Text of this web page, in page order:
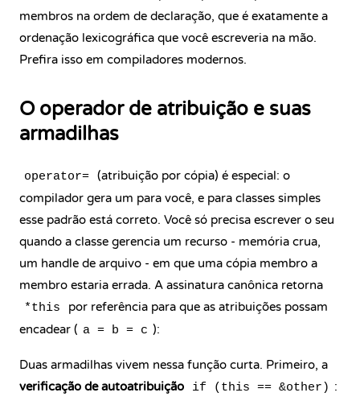
membros na ordem de declaração, que é exatamente a
ordenação lexicográfica que você escreveria na mão.
Prefira isso em compiladores modernos.
O operador de atribuição e suas
armadilhas
operator= (atribuição por cópia) é especial: o
compilador gera um para você, e para classes simples
esse padrão está correto. Você só precisa escrever o seu
quando a classe gerencia um recurso - memória crua,
um handle de arquivo - em que uma cópia membro a
membro estaria errada. A assinatura canônica retorna
*this
por referência para que as atribuições possam
encadear ( a = b = c ):
Duas armadilhas vivem nessa função curta. Primeiro, a
verificação de autoatribuição
if (this == &other) :